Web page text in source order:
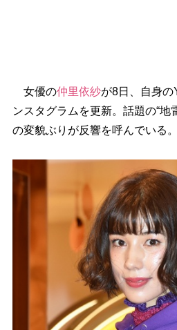
女優の仲里依紗が8日、自身の
ンスタグラムを更新。話題の“地
の変貌ぶりが反響を呼んでいる。